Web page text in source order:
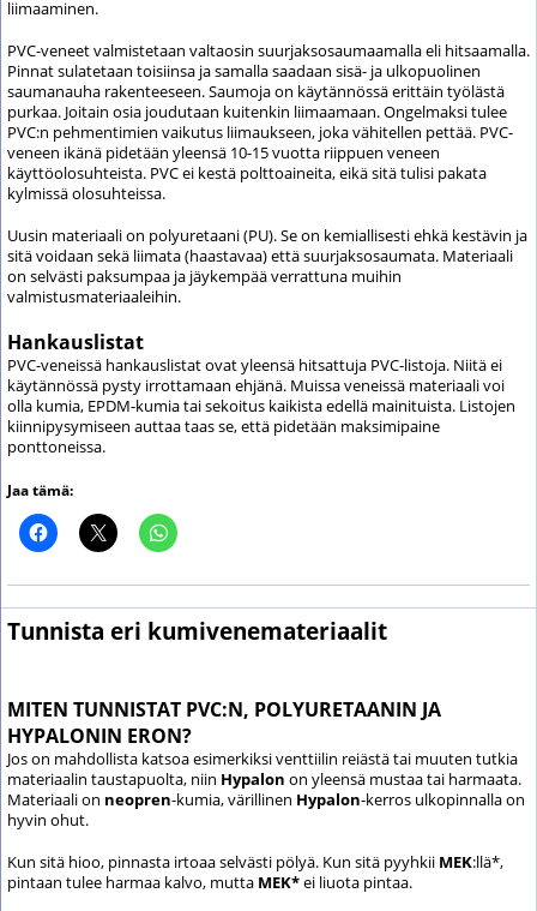
liimaaminen.
PVC-veneet valmistetaan valtaosin suurjaksosaumaamalla eli hitsaamalla.
Pinnat sulatetaan toisiinsa ja samalla saadaan sisä- ja ulkopuolinen
saumanauha rakenteeseen. Saumoja on käytännössä erittäin työlästä
purkaa. Joitain osia joudutaan kuitenkin liimaamaan. Ongelmaksi tulee
PVC:n pehmentimien vaikutus liimaukseen, joka vähitellen pettää. PVC-
veneen ikänä pidetään yleensä 10-15 vuotta riippuen veneen
käyttöolosuhteista. PVC ei kestä polttoaineita, eikä sitä tulisi pakata
kylmissä olosuhteissa.
Uusin materiaali on polyuretaani (PU). Se on kemiallisesti ehkä kestävin ja
sitä voidaan sekä liimata (haastavaa) että suurjaksosaumata. Materiaali
on selvästi paksumpaa ja jäykempää verrattuna muihin
valmistusmateriaaleihin.
Hankauslistat
PVC-veneissä hankauslistat ovat yleensä hitsattuja PVC-listoja. Niitä ei
käytännössä pysty irrottamaan ehjänä. Muissa veneissä materiaali voi
olla kumia, EPDM-kumia tai sekoitus kaikista edellä mainituista. Listojen
kiinnipysymiseen auttaa taas se, että pidetään maksimipaine
ponttoneissa.
Jaa tämä:
Tunnista eri kumivenemateriaalit
MITEN TUNNISTAT PVC:N, POLYURETAANIN JA
HYPALONIN ERON?
Jos on mahdollista katsoa esimerkiksi venttiilin reiästä tai muuten tutkia
materiaalin taustapuolta, niin Hypalon on yleensä mustaa tai harmaata.
Materiaali on neopren-kumia, värillinen Hypalon-kerros ulkopinnalla on
hyvin ohut.
Kun sitä hioo, pinnasta irtoaa selvästi pölyä. Kun sitä pyyhkii MEK:llä*,
pintaan tulee harmaa kalvo, mutta MEK*ei liuota pintaa.